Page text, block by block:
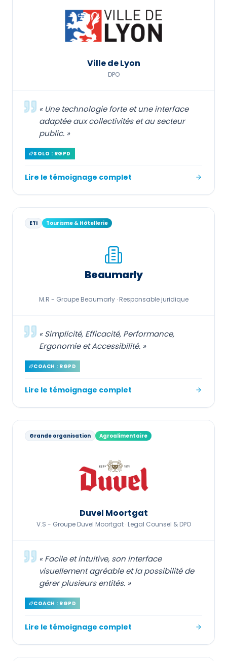
Ville de Lyon
DPO
« Une technologie forte et une interface
adaptée aux collectivités et au secteur
public. »
SOLO : RGPD
Lire le témoignage complet
ETI Tourisme & Hôtellerie
Beaumarly
M.R - Groupe Beaumarly · Responsable juridique
«Simplicité, Efficacité, Performance,
Ergonomie et Accessibilité. »
COACH : RGPD
Lire le témoignage complet
Grande organisation Agroalimentaire
Duvel Moortgat
V.S - Groupe Duvel Moortgat · Legal Counsel & DPO
«Facile et intuitive, son interface
visuellement agréable et la possibilité de
gérer plusieurs entités. »
COACH : RGPD
Lire le témoignage complet